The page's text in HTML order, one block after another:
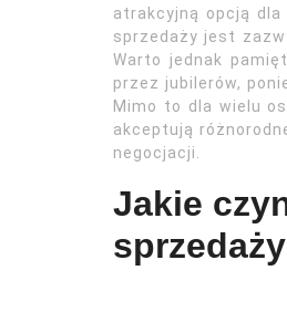
atrakcyjną opcją
sprzedaży jest
Warto jednak
przez jubilerów,
Mimo to dla wielu
akceptują
negocjacji.
Jakie